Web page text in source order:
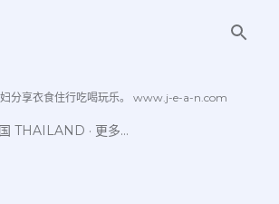
分享衣食住行吃喝玩乐。 www.j-e-a-n.com
THAILAND 更多…